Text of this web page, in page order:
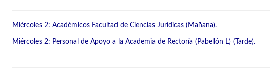
Miércoles 2: Académicos Facultad de Ciencias Jurídicas (Mañana).
Miércoles 2: Personal de Apoyo a la Academia de Rectoría (Pabellón L) (Tarde).